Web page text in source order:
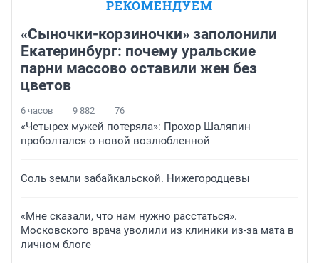
РЕКОМЕНДУЕМ
«Сыночки-корзиночки» заполонили
Екатеринбург: почему уральские
парни массово оставили жен без
цветов
6 часов 9 882 76
«Четырех мужей потеряла»: Прохор Шаляпин
проболтался о новой возлюбленной
Соль земли забайкальской. Нижегородцевы
«Мне сказали, что нам нужно расстаться».
Московского врача уволили из клиники из-за мата в
личном блоге